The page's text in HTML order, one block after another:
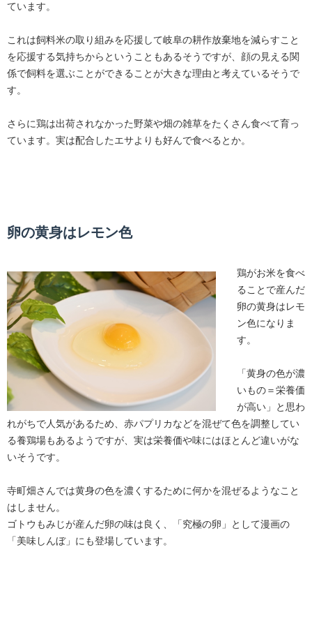
ています。
これは飼料米の取り組みを応援して岐阜の耕作放棄地を減らすこと
を応援する気持ちからということもあるそうですが、顔の見える関
係で飼料を選ぶことができることが大きな理由と考えているそうで
す。
さらに鶏は出荷されなかった野菜や畑の雑草をたくさん食べて育っ
ています。実は配合したエサよりも好んで食べるとか。
卵の黄身はレモン色
鶏がお米を食べ
ることで産んだ
卵の黄身はレモ
ン色になりま
す。
「黄身の色が濃
いもの＝栄養価
が高い」と思わ
れがちで人気があるため、赤パプリカなどを混ぜて色を調整してい
る養鶏場もあるようですが、実は栄養価や味にはほとんど違いがな
いそうです。
寺町畑さんでは黄身の色を濃くするために何かを混ぜるようなこと
はしません。
ゴトウもみじが産んだ卵の味は良く、「究極の卵」として漫画の
「美味しんぼ」にも登場しています。